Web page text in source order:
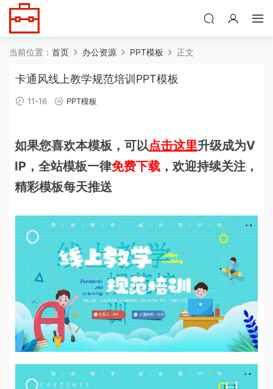
当前位置： 首页 办公资源 PPT模板 正文
卡通风线上教学规范培训PPT模板
11-16 PPT模板
如果您喜欢本模板，可以点击这里升级成为V
IP，全站模板一律免费下载 ，欢迎持续关注，
精彩模板每天推送